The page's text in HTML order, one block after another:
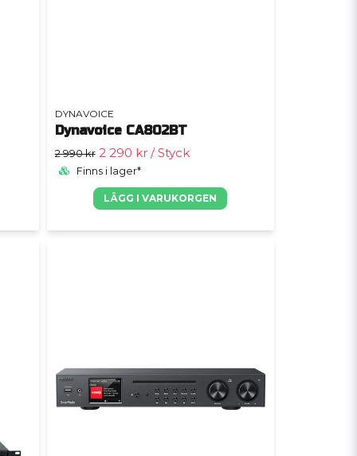
DYNAVOICE
Dynavoice CA802BT
2 990 kr 2 290 kr / Styck
Finns i lager*
LÄGG I VARUKORGEN